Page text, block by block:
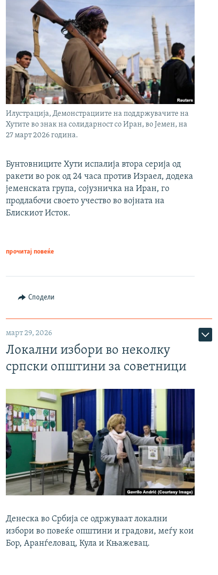
Илустрација, Демонстрациите на поддржувачите на
Хутите во знак на солидарност со Иран, во Јемен, на
27 март 2026 година.
Бунтовниците Хути испалија втора серија од
ракети во рок од 24 часа против Израел, додека
јеменската група, сојузничка на Иран, го
продлабочи своето учество во војната на
Блискиот Исток.
прочитај повеќе
Сподели
март 29, 2026
Локални избори во неколку
српски општини за советници
Денеска во Србија се одржуваат локални
избори во повеќе општини и градови, меѓу кои
Бор, Аранѓеловац, Кула и Књажевац.